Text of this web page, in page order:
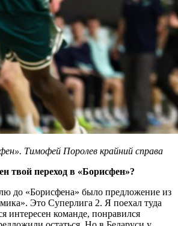
Тимофей Поролев крайний справа
твой переход в «Борисфен»?
до «Борисфена» было предложение из
Это Суперлига 2. Я поехал туда
интересен команде, понравился